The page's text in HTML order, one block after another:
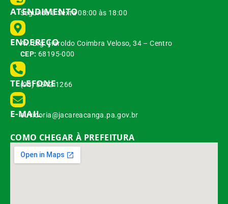
ATENDIMENTO
Segunda à Sexta 08:00 às 18:00
ENDEREÇO
Av. Brg. Haroldo Coimbra Veloso, 34 – Centro
CEP: 68195-000
TELEFONE
(93) 3542-1266
E-MAIL
ouvidoria@jacareacanga.pa.gov.br
COMO CHEGAR À PREFEITURA